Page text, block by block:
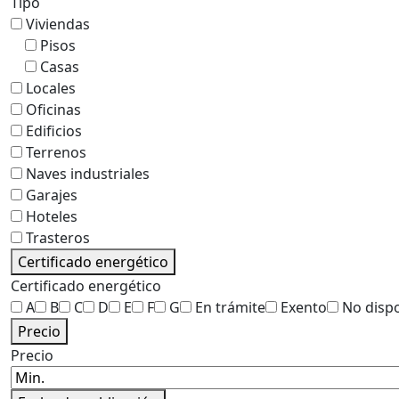
Viviendas
Pisos
Casas
Locales
Oficinas
Edificios
Terrenos
Naves industriales
Garajes
Hoteles
Trasteros
Certificado energético
Certificado energético
A
B C D E F G En trámite Exento
No
Precio
Precio